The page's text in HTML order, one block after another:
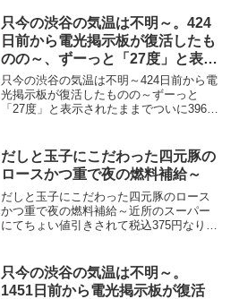
只今の渋谷の気温は不明～。424
日前から電光掲示板が復活したも
のの～、ずーっと「27度」と表示
されたままで、ついに396日前か
ら電源オフ状態に～
只今の渋谷の気温は不明～424日前から電
光掲示板が復活したものの～ずーっと
「27度」と表示されたままでついに396日
#気温
だしと玉子にこだわった四元豚の
ロースかつ重で夜の燃料補給～
だしと玉子にこだわった四元豚のロース
かつ重で夜の燃料補給～近所のスーパー
にてちょい値引きされて税込375円なり～
只今の渋谷の気温は不明～。
1451日前から電光掲示板が復活